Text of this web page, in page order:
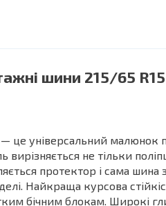
шини 215/65
— це універсальний
не тільки
протектор і сама
Найкраща курсова
бічним блокам. Широкі